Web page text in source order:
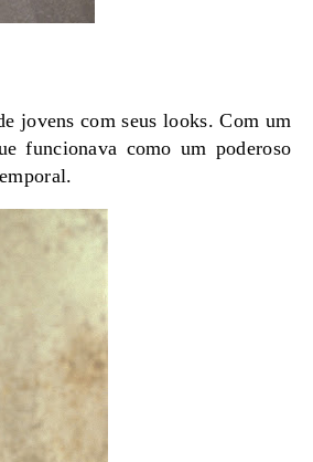
jovens com seus looks. Com um
funcionava como um poderoso